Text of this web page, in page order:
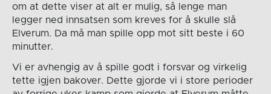
om at dette viser at alt er mulig, så lenge man
legger ned innsatsen som kreves for å skulle slå
Elverum. Da må man spille opp mot sitt beste i 60
minutter.
Vi er avhengig av å spille godt i forsvar og virkelig
tette igjen bakover. Dette gjorde vi i store perioder